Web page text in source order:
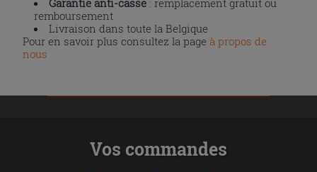
remboursement
Livraison dans toute la Belgique
Pour en savoir plus consultez la page à propos de
nous
Vos commandes